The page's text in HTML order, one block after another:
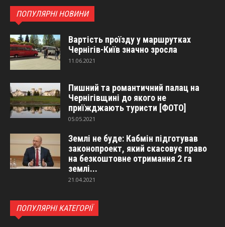
ПОПУЛЯРНІ НОВИНИ
Вартість проїзду у маршрутках
Чернігів-Київ значно зросла
11.06.2021
Пишний та романтичний палац на
Чернігівщині до якого не
приїжджають туристи [ФОТО]
05.05.2021
Землі не буде: Кабмін підготував
законопроект, який скасовує право
на безкоштовне отримання 2 га
землі...
21.04.2021
ПОПУЛЯРНІ КАТЕГОРІЇ